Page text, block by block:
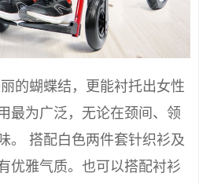
的蝴蝶结，更能衬托出女性
最为广泛，无论在颈间、领
。 搭配白色两件套针织衫及
优雅气质。也可以搭配衬衫